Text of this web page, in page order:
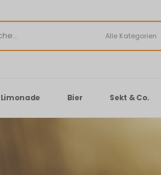
Limonade Bier Sekt & Co.